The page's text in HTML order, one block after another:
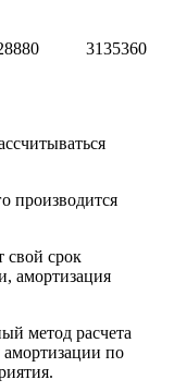
3135360
производится
свой срок
амортизация
метод расчета
по